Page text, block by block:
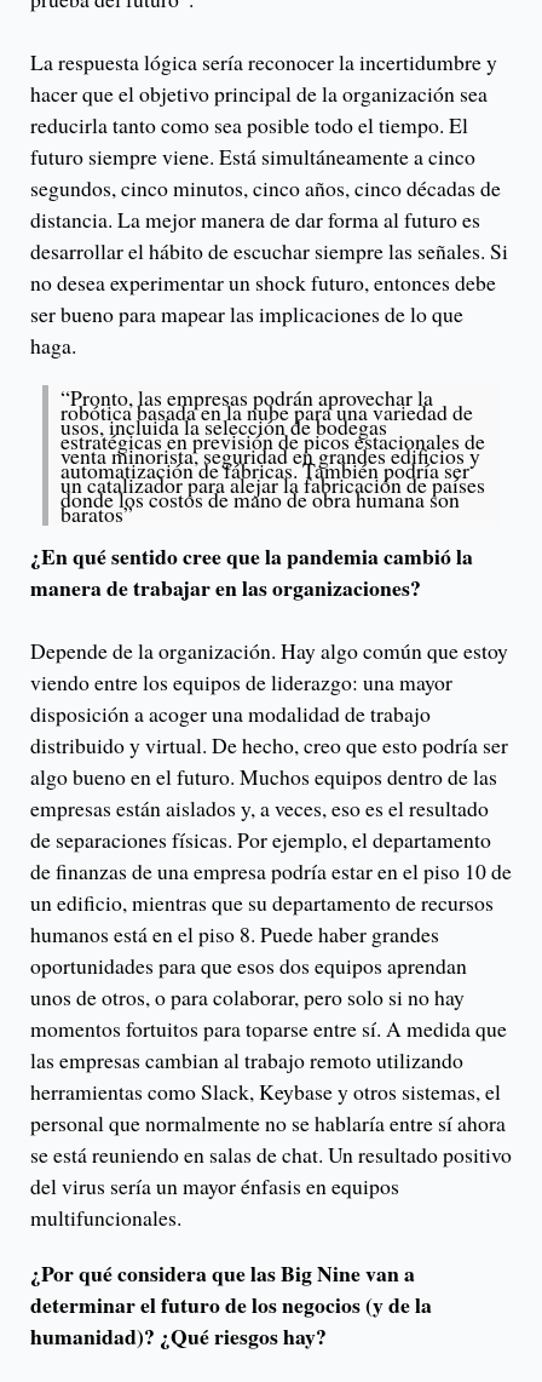
La respuesta lógica sería reconocer la incertidumbre y
hacer que el objetivo principal de la organización sea
reducirla tanto como sea posible todo el tiempo. El
futuro siempre viene. Está simultáneamente a cinco
segundos, cinco minutos, cinco años, cinco décadas de
distancia. La mejor manera de dar forma al futuro es
desarrollar el hábito de escuchar siempre las señales. Si
no desea experimentar un shock futuro, entonces debe
ser bueno para mapear las implicaciones de lo que
haga.
“Pronto, las empresas podrán aprovechar la
robótica basada en la nube para una variedad de
usos, incluida la selección de bodegas
estratégicas en previsión de picos estacionales de
venta minorista, seguridad en grandes edificios y
automatización de fábricas. También podría ser
un catalizador para alejar la fabricación de países
donde los costos de mano de obra humana son
baratos”
¿En qué sentido cree que la pandemia cambió la
manera de trabajar en las organizaciones?
Depende de la organización. Hay algo común que estoy
viendo entre los equipos de liderazgo: una mayor
disposición a acoger una modalidad de trabajo
distribuido y virtual. De hecho, creo que esto podría ser
algo bueno en el futuro. Muchos equipos dentro de las
empresas están aislados y, a veces, eso es el resultado
de separaciones físicas. Por ejemplo, el departamento
de finanzas de una empresa podría estar en el piso 10 de
un edificio, mientras que su departamento de recursos
humanos está en el piso 8. Puede haber grandes
oportunidades para que esos dos equipos aprendan
unos de otros, o para colaborar, pero solo si no hay
momentos fortuitos para toparse entre sí. A medida que
las empresas cambian al trabajo remoto utilizando
herramientas como Slack, Keybase y otros sistemas, el
personal que normalmente no se hablaría entre sí ahora
se está reuniendo en salas de chat. Un resultado positivo
del virus sería un mayor énfasis en equipos
multifuncionales.
¿Por qué considera que las Big Nine van a
determinar el futuro de los negocios (y de la
humanidad)? ¿Qué riesgos hay?